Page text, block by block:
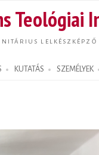
Teológiai
LELKÉSZKÉPZŐ
KUTATÁS SZEMÉLYEK